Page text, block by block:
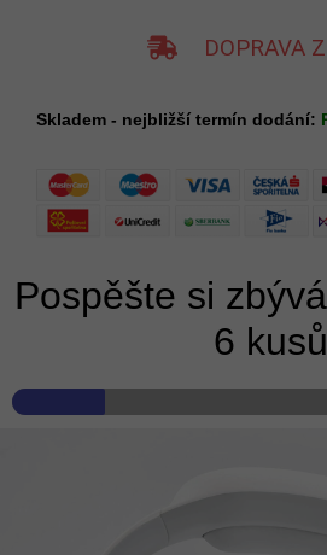
DOPRAVA
Skladem - nejbližší termín dodání:
Pospěšte si
6 kusů